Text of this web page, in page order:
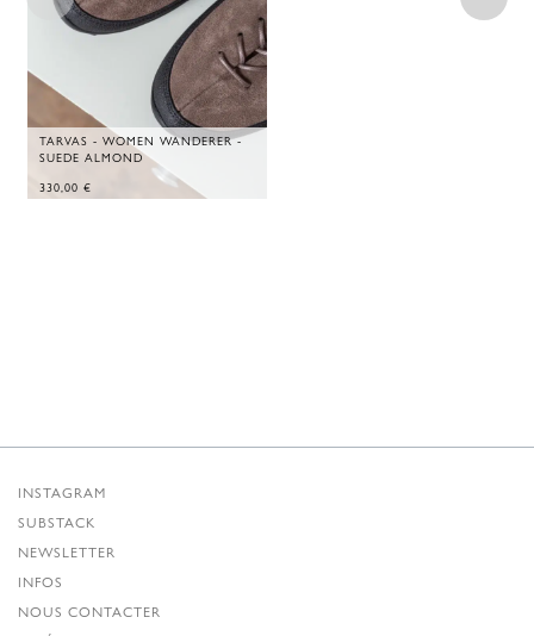
TARVAS - WOMEN WANDERER -
SUEDE ALMOND
330,00 €
INSTAGRAM
SUBSTACK
NEWSLETTER
INFOS
NOUS CONTACTER